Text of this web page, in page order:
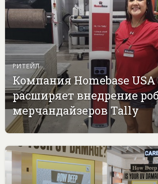
РИТЕЙЛ
Компания Homebase USA
расширяет внедрение
мерчандайзеров Tally